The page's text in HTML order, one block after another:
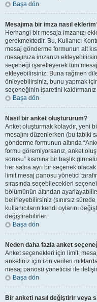
Başa dön
Mesajıma bir imza nasıl
Herhangi bir mesaja imzanızı
gerekmektedir. Bu, Kullanıcı
mesaj gönderme formunun alt
mesajınıza imzanızı
seçeneği işaretleyerek tüm
ekleyebilirsiniz. Buna rağmen
önleyebilirsiniz, bunu yapmak
seçeneğinin işaretini
Başa dön
Nasıl bir anket oluştururum?
Anket oluşturmak kolaydır, yeni
mesajını düzenlerken (bu tabiki
gönderme formunun altında
formu göremiyorsanız, anket
sorusu” kısmına bir başlık
her satıra ayrı bir seçenek
limit mesaj panosu yönetici
sırasında seçebilecekleri
bölümünün altından
belirleyebilirsiniz (sınırsız
kullanıcıların kendi oylarını
değiştirebilirler.
Başa dön
Neden daha fazla anket
Anket seçenekleri için limit,
anketiniz için izin verilen
mesaj panosu yöneticisi ile
Başa dön
Bir anketi nasıl değiştirir veya